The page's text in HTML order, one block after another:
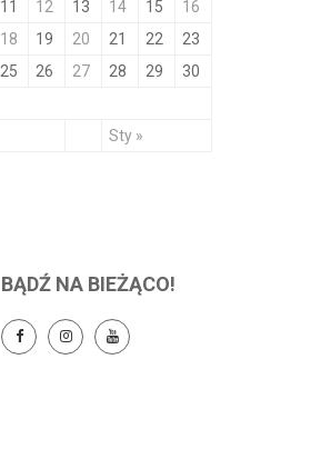
Sty »
11 12 13 14 15
16
18 19 20 21 22
23
25 26 27 28 29
30
BĄDŹ NA BIEŻĄCO!